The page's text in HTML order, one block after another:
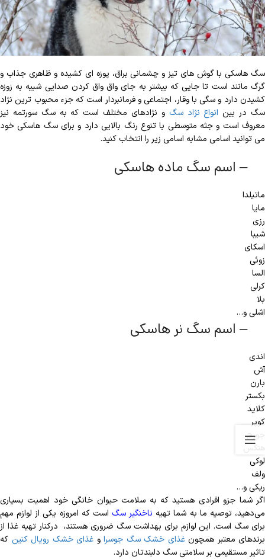
سگ هاسکی با گوش های تیز و چشمانی براق، پوزه ای کشیده و ظاهری جذاب و
گرگ مانند است تا جایی که بیشتر به جای واق واق کردن صدایی شبیه به زوزه
کشیدن دارد و سگی با وقار، اجتماعی و فرمانبردار است که جزء محبوب ترین نژاد
سگ در بین انواع نژاد سگ و نژادهای مختلف است که به سگ سورتمه نیز
معروف است و جثه متوسطی با تنوع رنگ بالایی دارد و برای سگ هاسکی خود
می‌ توانید اسامی مشابه اسامی زیر را انتخاب کنید.
– اسم سگ ماده هاسکی
ماتیلدا
مایا
رزی
شیبا
اسکای
زوئی
السا
کرلی
بلا
اشلی و…
– اسم سگ نر هاسکی
اندی
آش
بارن
بکستر
کلاید
کوپر
جورج
هنکس
لوکی
ولف
ریکی و…
اگر شما جزو افرادی هستید که به سلامت حیوان خانگی خود اهمیت بسیاری
می‌دهید، توصیه ما به شما تهیه ناخنگیر سگ است که امروزه یکی از لوازم مهم
برای سگ است. این لوازم برای بهداشت سگ ضروری هستند، درکنار تهیه غذا از
برندهای معتبر همچونغذای خشک سگ جوسرا و غذای خشک رویال کنین که
تاثیر مستقیمی بر سلامتی سگ دلبندتان دارد.